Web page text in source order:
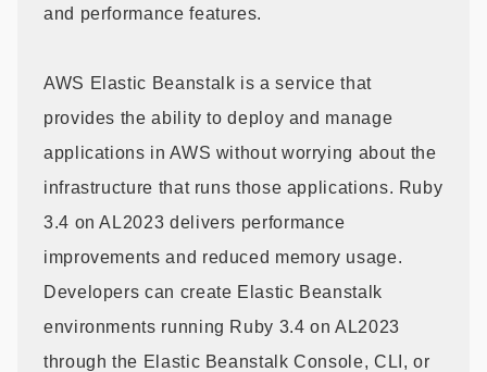
and performance features.
AWS Elastic Beanstalk is a service that
provides the ability to deploy and manage
applications in AWS without worrying about the
infrastructure that runs those applications. Ruby
3.4 on AL2023 delivers performance
improvements and reduced memory usage.
Developers can create Elastic Beanstalk
environments running Ruby 3.4 on AL2023
through the Elastic Beanstalk Console, CLI, or